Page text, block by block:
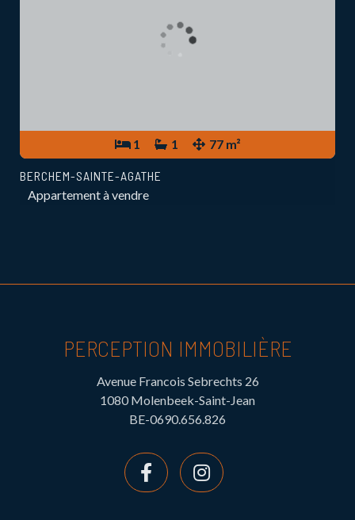
1 1 77 m²
BERCHEM-SAINTE-AGATHE
Appartement à vendre
PERCEPTION IMMOBILIÈRE
Avenue Francois Sebrechts 26
1080 Molenbeek-Saint-Jean
BE-0690.656.826